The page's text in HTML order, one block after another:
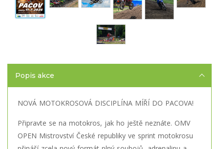
Popis akce
NOVÁ MOTOKROSOVÁ DISCIPLÍNA MÍŘÍ DO PACOVA!
Připravte se na motokros, jak ho ještě neznáte. OMV
OPEN Mistrovství České republiky ve sprint motokrosu